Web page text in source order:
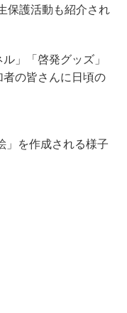
保護活動も紹介され
」「啓発グッズ」
者の皆さんに日頃の
」を作成される様子